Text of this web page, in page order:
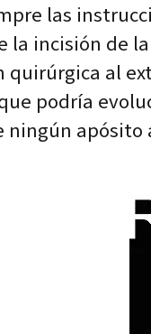
las
la incisión de
quirúrgica al
podría